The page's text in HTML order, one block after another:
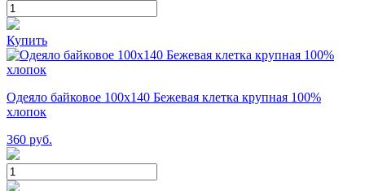
Купить
Одеяло байковое 100х140 Бежевая клетка крупная 100%
хлопок
360 руб.